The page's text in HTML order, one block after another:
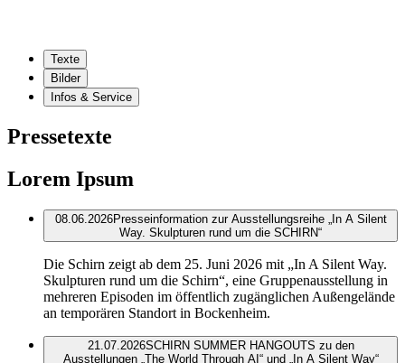
Texte
Bilder
Infos & Service
Pressetexte
Lorem Ipsum
08.06.2026Presseinformation zur Ausstellungsreihe „In A Silent
Way. Skulpturen rund um die SCHIRN“
Die Schirn zeigt ab dem 25. Juni 2026 mit „In A Silent Way.
Skulpturen rund um die Schirn“, eine Gruppenausstellung in
mehreren Episoden im öffentlich zugänglichen Außengelände
an temporären Standort in Bockenheim.
21.07.2026SCHIRN SUMMER HANGOUTS zu den
Ausstellungen „The World Through AI“ und „In A Silent Way“